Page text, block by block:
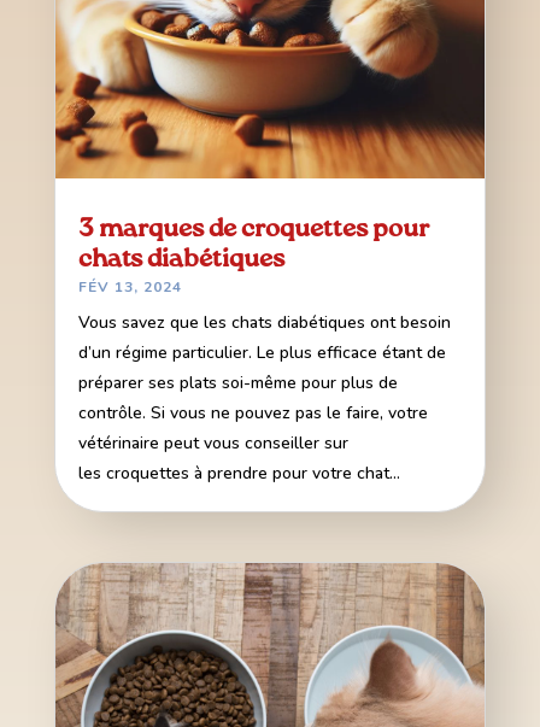
3 marques de croquettes pour
chats diabétiques
FÉV 13, 2024
Vous savez que les chats diabétiques ont besoin
d’un régime particulier. Le plus efficace étant de
préparer ses plats soi-même pour plus de
contrôle. Si vous ne pouvez pas le faire, votre
vétérinaire peut vous conseiller sur
les croquettes à prendre pour votre chat...